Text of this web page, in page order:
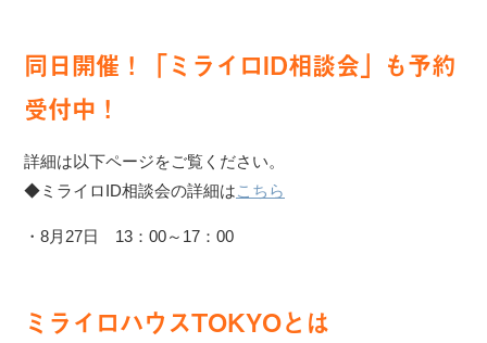
同日開催！「ミライロID相談会」も予約
受付中！
詳細は以下ページをご覧ください。
◆ミライロID相談会の詳細はこちら
・8月27日 13：00～17：00
ミライロハウスTOKYOとは